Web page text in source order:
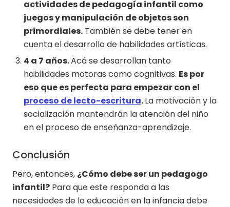
actividades de pedagogía infantil como
juegos y manipulación de objetos son
primordiales.También se debe tener en
cuenta el desarrollo de habilidades artísticas.
4 a 7 años.Acá se desarrollan tanto
habilidades motoras como cognitivas. Es por
eso que es perfecta para empezar con el
proceso de lecto-escritura.La motivación y la
socialización mantendrán la atención del niño
en el proceso de enseñanza-aprendizaje.
Conclusión
Pero, entonces, ¿Cómo debe ser un pedagogo
infantil? Para que este responda a las
necesidades de la educación en la infancia debe